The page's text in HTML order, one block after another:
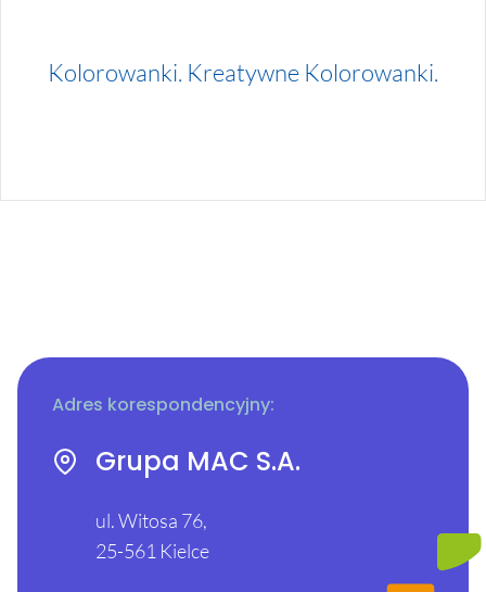
Kolorowanki. Kreatywne Kolorowanki.
Adres korespondencyjny:
Grupa MAC S.A.
ul. Witosa 76,
25-561 Kielce